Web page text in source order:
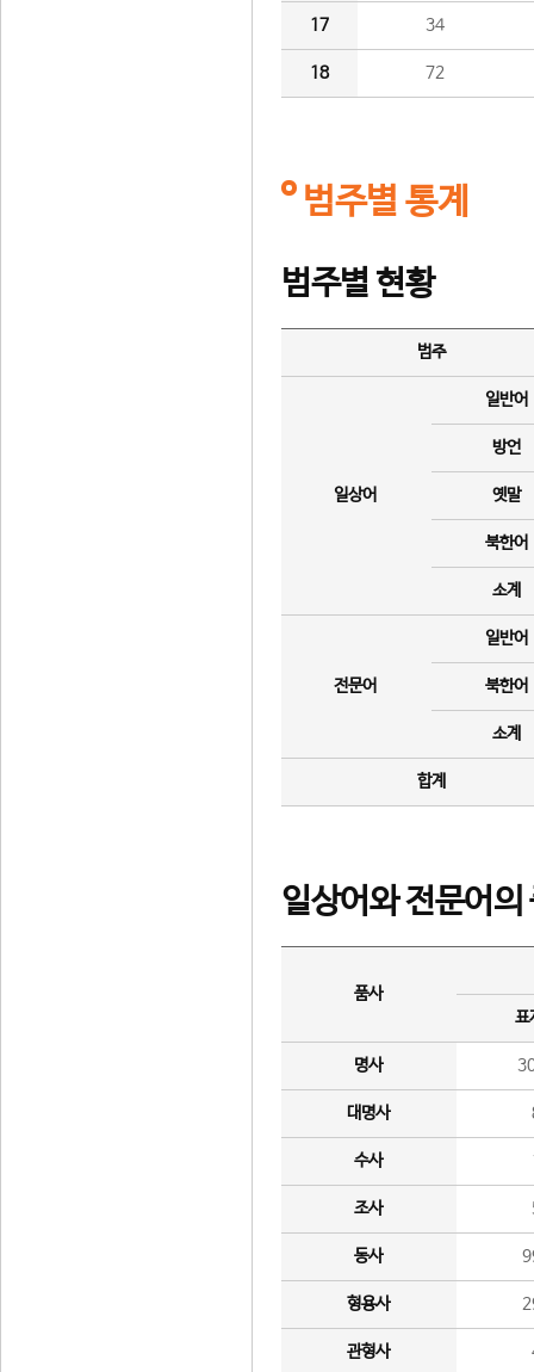
17 34
18 72
범주별 통계
범주별 현황
범주
일상어
일반어
방언
옛말
북한어
소계
전문어
일반어
북한어
소계
합계
일상어와 전문어의
품사
표
명사
대명사
수사
조사
동사
형용사
관형사